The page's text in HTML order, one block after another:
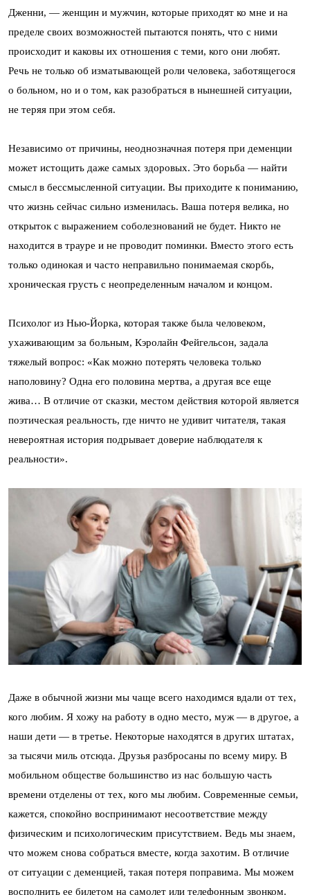
Дженни, — женщин и мужчин, которые приходят ко мне и на
пределе своих возможностей пытаются понять, что с ними
происходит и каковы их отношения с теми, кого они любят.
Речь не только об изматывающей роли человека, заботящегося
о больном, но и о том, как разобраться в нынешней ситуации,
не теряя при этом себя.
Независимо от причины, неоднозначная потеря при деменции
может истощить даже самых здоровых. Это борьба — найти
смысл в бессмысленной ситуации. Вы приходите к пониманию,
что жизнь сейчас сильно изменилась. Ваша потеря велика, но
открыток с выражением соболезнований не будет. Никто не
находится в трауре и не проводит поминки. Вместо этого есть
только одинокая и часто неправильно понимаемая скорбь,
хроническая грусть с неопределенным началом и концом.
Психолог из Нью-Йорка, которая также была человеком,
ухаживающим за больным, Кэролайн Фейгельсон, задала
тяжелый вопрос: «Как можно потерять человека только
наполовину? Одна его половина мертва, а другая все еще
жива… В отличие от сказки, местом действия которой является
поэтическая реальность, где ничто не удивит читателя, такая
невероятная история подрывает доверие наблюдателя к
реальности».
Даже в обычной жизни мы чаще всего находимся вдали от тех,
кого любим. Я хожу на работу в одно место, муж — в другое, а
наши дети — в третье. Некоторые находятся в других штатах,
за тысячи миль отсюда. Друзья разбросаны по всему миру. В
мобильном обществе большинство из нас большую часть
времени отделены от тех, кого мы любим. Современные семьи,
кажется, спокойно воспринимают несоответствие между
физическим и психологическим присутствием. Ведь мы знаем,
что можем снова собраться вместе, когда захотим. В отличие
от ситуации с деменцией, такая потеря поправима. Мы можем
восполнить ее билетом на самолет или телефонным звонком.